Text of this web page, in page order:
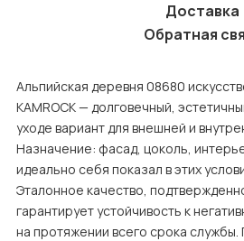
Доставка
Обратная
Альпийская деревня 08680
KAMROCK — долговечный,
уходе вариант для внешней и
Назначение: фасад, цоколь,
идеально себя показал в этих
Эталонное качество,
гарантирует устойчивость к
на протяжении всего срока